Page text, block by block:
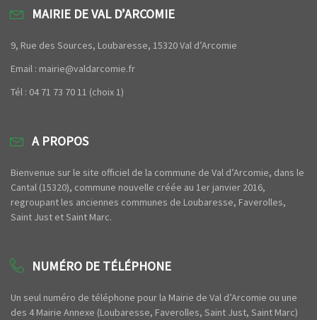
MAIRIE DE VAL D’ARCOMIE
9, Rue des Sources, Loubaresse, 15320 Val d’Arcomie
Email : mairie@valdarcomie.fr
Tél : 04 71 73 70 11 (choix 1)
A PROPOS
Bienvenue sur le site officiel de la commune de Val d’Arcomie, dans le
Cantal (15320), commune nouvelle créée au 1er janvier 2016,
regroupant les anciennes communes de Loubaresse, Faverolles,
Saint Just et Saint Marc.
NUMÉRO DE TÉLÉPHONE
Un seul numéro de téléphone pour la Mairie de Val d’Arcomie ou une
des 4 Mairie Annexe (Loubaresse, Faverolles, Saint Just, Saint Marc)